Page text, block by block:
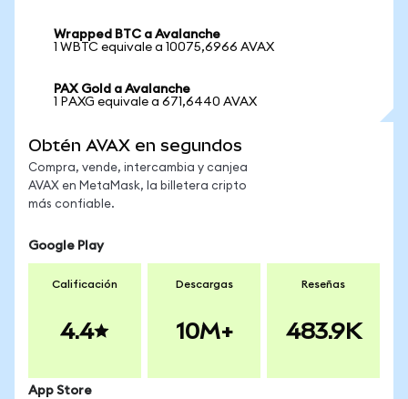
Wrapped BTC a Avalanche
1 WBTC equivale a 10075,6966 AVAX
PAX Gold a Avalanche
1 PAXG equivale a 671,6440 AVAX
Obtén AVAX en segundos
Compra, vende, intercambia y canjea
AVAX en MetaMask, la billetera cripto
más confiable.
Google Play
Calificación
4.4
Descargas
10M+
Reseñas
483.9K
App Store